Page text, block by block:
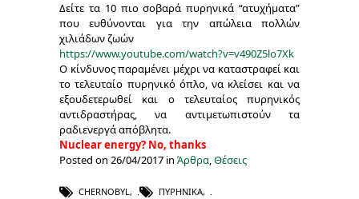
Δείτε τα 10 πιο σοβαρά πυρηνικά “ατυχήματα”
που ευθύνονται για την απώλεια πολλών
χιλιάδων ζωών
https://www.youtube.com/watch?v=v490Z5lo7Xk
Ο κίνδυνος παραμένει μέχρι να καταστραφεί και
το τελευταίο πυρηνικό όπλο, να κλείσει και να
εξουδετερωθεί και ο τελευταίος πυρηνικός
αντιδραστήρας, να αντιμετωπιστούν τα
ραδιενεργά απόβλητα.
Nuclear energy? No, thanks
Posted on 26/04/2017 in Άρθρα,Θέσεις
CHERNOBYL, ΠΥΡΗΝΙΚΆ,